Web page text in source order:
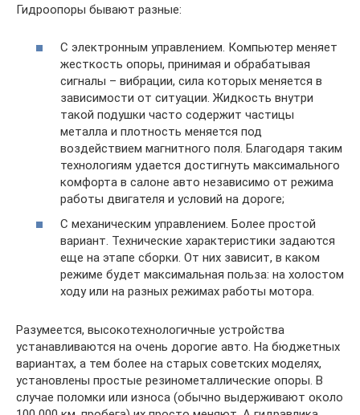
Гидроопоры бывают разные:
С электронным управлением. Компьютер меняет
жесткость опоры, принимая и обрабатывая
сигналы – вибрации, сила которых меняется в
зависимости от ситуации. Жидкость внутри
такой подушки часто содержит частицы
металла и плотность меняется под
воздействием магнитного поля. Благодаря таким
технологиям удается достигнуть максимального
комфорта в салоне авто независимо от режима
работы двигателя и условий на дороге;
С механическим управлением. Более простой
вариант. Технические характеристики задаются
еще на этапе сборки. От них зависит, в каком
режиме будет максимальная польза: на холостом
ходу или на разных режимах работы мотора.
Разумеется, высокотехнологичные устройства
устанавливаются на очень дорогие авто. На бюджетных
вариантах, а тем более на старых советских моделях,
установлены простые резинометаллические опоры. В
случае поломки или износа (обычно выдерживают около